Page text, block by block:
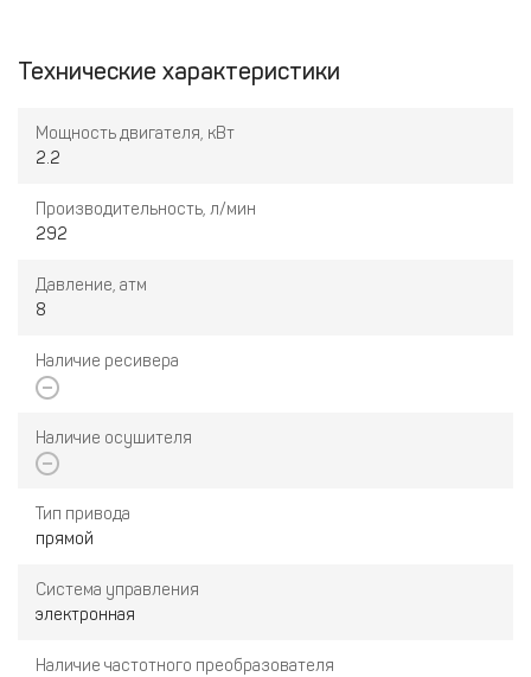
Технические характеристики
Мощность двигателя, кВт
2.2
Производительность, л/мин
292
Давление, атм
8
Наличие ресивера
Наличие осушителя
Тип привода
прямой
Система управления
электронная
Наличие частотного преобразователя